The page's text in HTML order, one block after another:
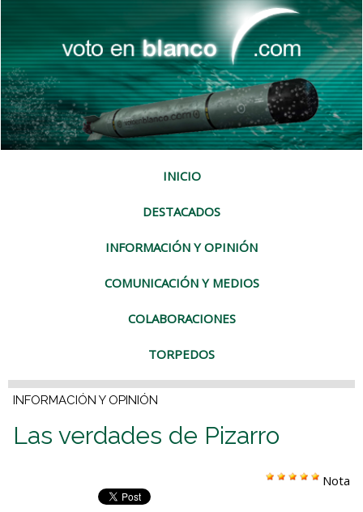
INICIO
DESTACADOS
INFORMACIÓN Y OPINIÓN
COMUNICACIÓN Y MEDIOS
COLABORACIONES
TORPEDOS
INFORMACIÓN Y OPINIÓN
Las verdades de Pizarro
Nota